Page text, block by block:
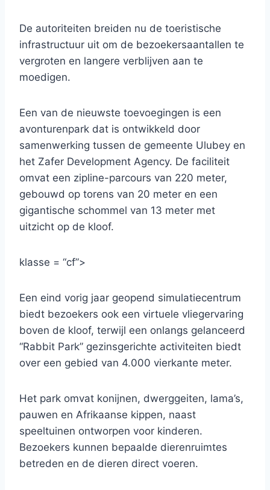
De autoriteiten breiden nu de toeristische
infrastructuur uit om de bezoekersaantallen te
vergroten en langere verblijven aan te
moedigen.
Een van de nieuwste toevoegingen is een
avonturenpark dat is ontwikkeld door
samenwerking tussen de gemeente Ulubey en
het Zafer Development Agency. De faciliteit
omvat een zipline-parcours van 220 meter,
gebouwd op torens van 20 meter en een
gigantische schommel van 13 meter met
uitzicht op de kloof.
klasse = “cf”>
Een eind vorig jaar geopend simulatiecentrum
biedt bezoekers ook een virtuele vliegervaring
boven de kloof, terwijl een onlangs gelanceerd
“Rabbit Park” gezinsgerichte activiteiten biedt
over een gebied van 4.000 vierkante meter.
Het park omvat konijnen, dwerggeiten, lama’s,
pauwen en Afrikaanse kippen, naast
speeltuinen ontworpen voor kinderen.
Bezoekers kunnen bepaalde dierenruimtes
betreden en de dieren direct voeren.